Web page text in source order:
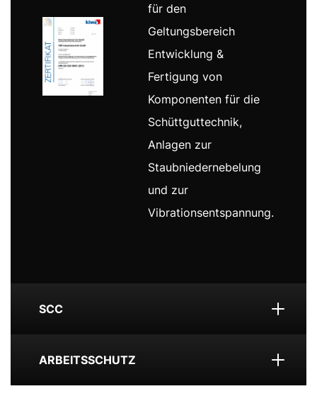
für den
Geltungsbereich
Entwicklung &
Fertigung von
Komponenten für die
Schüttguttechnik,
Anlagen zur
Staubniedernebelung
und zur
Vibrationsentspannung.
SCC
ARBEITSSCHUTZ